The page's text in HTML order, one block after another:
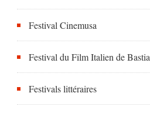
Festival Cinemusa
Festival du Film Italien de Bastia
Festivals littéraires